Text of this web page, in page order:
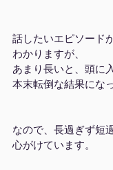
話したいエピソード
わかりますが、
あまり長いと、頭に
本末転倒な結果にな
なので、長過ぎず短
心がけています。